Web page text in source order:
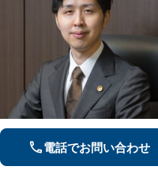
電話でお問い合わせ